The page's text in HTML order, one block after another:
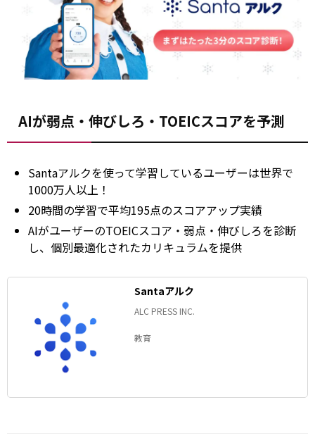
AIが弱点・伸びしろ・TOEICスコアを予測
Santaアルクを使って学習しているユーザーは世界で
1000万人以上！
20時間の学習で平均195点のスコアアップ実績
AIがユーザーのTOEICスコア・弱点・伸びしろを診断
し、個別最適化されたカリキュラムを提供
Santaアルク
ALC PRESS INC.
教育